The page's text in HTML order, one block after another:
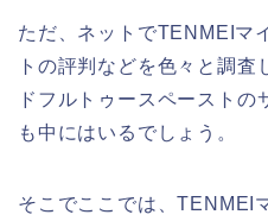
ただ、ネットでTENMEIマ
トの評判などを色々と調
ドフルトゥースペーストの
も中にはいるでしょう。
そこでここでは、TENMEI